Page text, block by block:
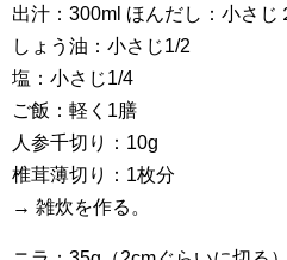
出汁：300ml ほんだし：小さじ
しょう油：小さじ1/2
塩：小さじ1/4
ご飯：軽く1膳
人参千切り：10g
椎茸薄切り：1枚分
→ 雑炊を作る。